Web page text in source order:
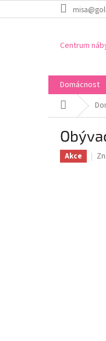
na
Centrum
Domácnost
Domů
Akce